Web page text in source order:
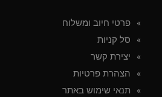
פרטי חיוב ומשלוח
סל קניות
יצירת קשר
הצהרת פרטיות
תנאי שימוש באתר